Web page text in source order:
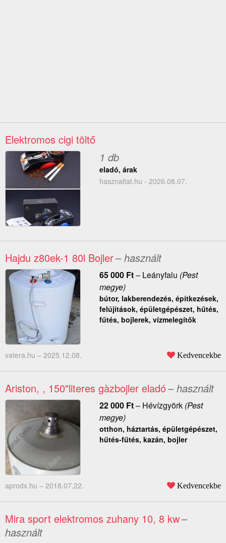
Elektromos cigi töltő
1 db
eladó, árak
hasznaltat.hu - 2026.08.07.
Hajdu z80ek-1 80l Bojler– használt
65 000 Ft– Leányfalu (Pest
megye)
bútor, lakberendezés, építkezések,
felújítások, épületgépészet, hűtés,
fűtés, bojlerek, vízmelegítők
vatera.hu – 2025.12.08. Kedvencekbe
Ariston, , 150"literes gàzbojler eladó– használt
22 000 Ft– Hévízgyörk(Pest
megye)
otthon, háztartás, épületgépészet,
hűtés-fűtés, kazán, bojler
aprodx.hu – 2018.07.22. Kedvencekbe
Mira sport elektromos zuhany 10, 8 kw–
használt